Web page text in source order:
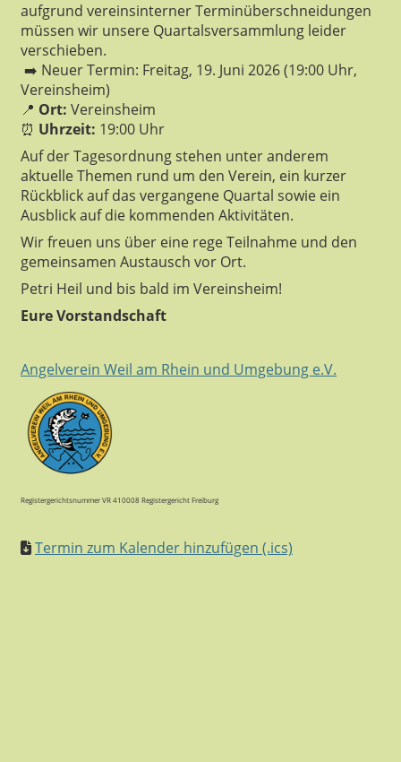
aufgrund vereinsinterner Terminüberschneidungen
müssen wir unsere Quartalsversammlung leider
verschieben.
➡️ Neuer Termin: Freitag, 19. Juni 2026 (19:00 Uhr,
Vereinsheim)
📍 Ort: Vereinsheim
⏰ Uhrzeit: 19:00 Uhr
Auf der Tagesordnung stehen unter anderem
aktuelle Themen rund um den Verein, ein kurzer
Rückblick auf das vergangene Quartal sowie ein
Ausblick auf die kommenden Aktivitäten.
Wir freuen uns über eine rege Teilnahme und den
gemeinsamen Austausch vor Ort.
Petri Heil und bis bald im Vereinsheim!
Eure Vorstandschaft
Angelverein Weil am Rhein und Umgebung e.V.
Registergerichtsnummer VR 410008 Registergericht Freiburg
Termin zum Kalender hinzufügen (.ics)